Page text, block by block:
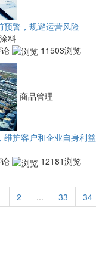
预警，规避运营风险
料
11503浏览
商品管理
护客户和企业自身利益
12181浏览
2 ... 33 34